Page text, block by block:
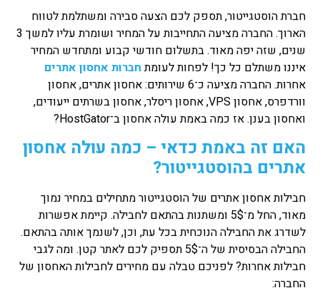
חברת הוסטגייטור, תספק לכם הצעה סבירה ומשתלמת לטווח
הארוך. החברה מציעה התחייבות על המחיר ושומרת עליו למשך 3
שנים, שזה יפה מאוד. בתשלום חודשי קבוע ומתחדש המחיר
איננו משתלם כל כך! לפחות לעומתחברות אחסון אתרים
אחרות. החברה מציעה כ־6 שירותים: אחסון אתרים, אחסון
וורדפרס, אחסון VPS, אחסון ריסלר, אחסון בשרתים ייעודים,
ואחסון בענן. אז כמה באמת עולה אחסון ב־HostGator?
האם זה באמת כדאי – כמה עולה אחסון
אתרים בהוסטגייטור?
חבילות אחסון אתרים של הוסטגייטור מתחילים במחיר נמוך
מאוד, החל מ־5$ ומשתנות בהתאם לחבילה. קיימת אפשרות
לשדרג את החבילה הנוכחית בכל עת, וכן, לשנמך אותה בהתאם.
החבילה הבסיסית של ה־5$ תספיק לכם לאתר קטן. ומה לגבי
חבילות אחרות? לפניכם טבלה עם מחירים לחבילות האחסון של
החברה: